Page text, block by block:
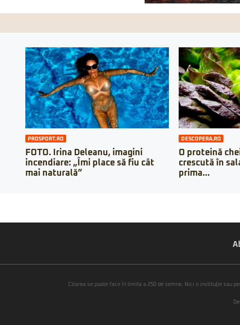
PROSPORT.RO
FOTO. Irina Deleanu, imagini
incendiare: „Îmi place să fiu cât
mai naturală”
DESCOPERA.RO
O proteină
crescută în
prima...
Citarea se poate face în limita a 250 de semne. Nici o instituţie sau